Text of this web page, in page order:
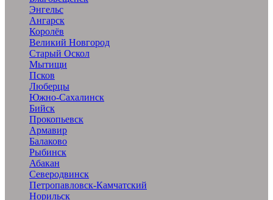
Энгельс
Ангарск
Королёв
Великий Новгород
Старый Оскол
Мытищи
Псков
Люберцы
Южно-Сахалинск
Бийск
Прокопьевск
Армавир
Балаково
Рыбинск
Абакан
Северодвинск
Петропавловск-Камчатский
Норильск